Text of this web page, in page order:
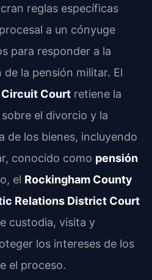
reglas específicas
a un cónyuge
para responder a la
la pensión militar. El
Court retiene la
el divorcio y la
de los bienes, incluyendo
conocido como pensión
el Rockingham County
Relations District Court
custodia, visita y
los intereses de los
el proceso.